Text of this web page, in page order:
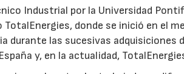
Industrial por la Universidad
TotalEnergies, donde se inició en el
durante las sucesivas adquisiciones
y, en la actualidad,